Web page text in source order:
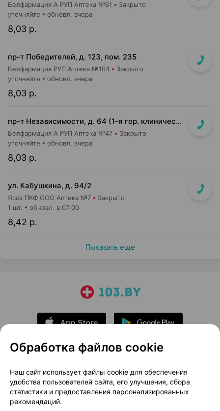
Белфармация А РУП Аптека №61 Закрыто
8,03 р.
уточняйте обновл. вчера
пр-т Победителей, д. 123, пом. 235
Белфармация РУП Аптека №104 Закрыто
8,03 р.
уточняйте обновл. вчера
пр-т Независимости, д. 64 (1-я гор. клиническая больница терапевтический корпус №1)
Белфармация А РУП Аптека №47 Закрыто
8,03 р.
уточняйте обновл. вчера
ул. Кабушкина, д. 94/2
Ясса ПКФ ООО Аптека №7 Закрыто
8,42 р.
1 шт. обновл. в 07:00
Показать еще
О проекте
Новости проекта
Размещение рекламы
Медицинский маркетинг
Публичный договор
Доставка
Обработка файлов cookie
Наш сайт использует файлы cookie для обеспечения
удобства пользователей сайта, его улучшения, сбора
статистики и предоставления персонализированных
рекомендаций.